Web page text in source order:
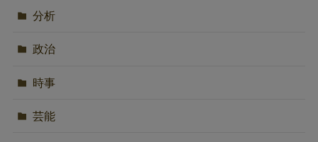
分析
政治
時事
芸能